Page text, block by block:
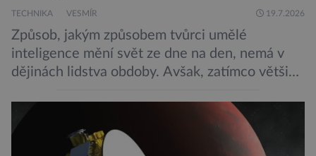
TECHNIKA VESMÍR 19.7.2026
Způsob, jakým způsobem tvůrci umělé
inteligence mění svět ze dne na den, nemá v
dějinách lidstva obdoby. Avšak, zatímco většina
generování obrázků nebo automatizaci práce,
bezpečnostní experti upozorňují na mnohem
méně nápadné riziko. Podle některých